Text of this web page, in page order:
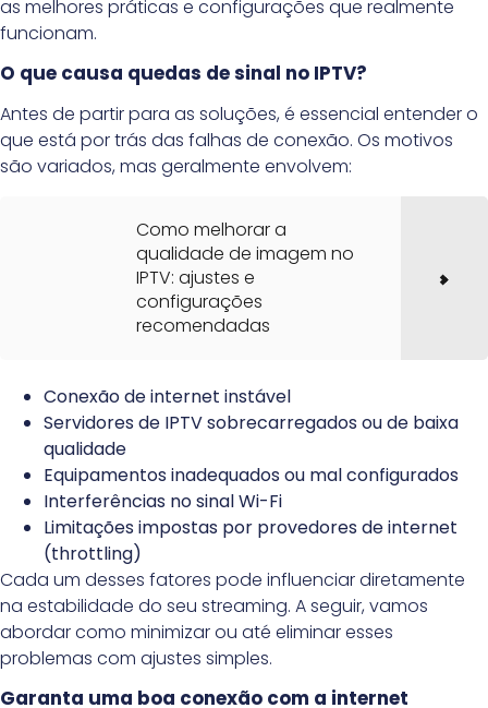
as melhores práticas e configurações que realmente
funcionam.
O que causa quedas de sinal no IPTV?
Antes de partir para as soluções, é essencial entender o
que está por trás das falhas de conexão. Os motivos
são variados, mas geralmente envolvem:
Como melhorar a
qualidade de imagem no
IPTV: ajustes e
configurações
recomendadas
Conexão de internet instável
Servidores de IPTV sobrecarregados ou de baixa
qualidade
Equipamentos inadequados ou mal configurados
Interferências no sinal Wi-Fi
Limitações impostas por provedores de internet
(throttling)
Cada um desses fatores pode influenciar diretamente
na estabilidade do seu streaming. A seguir, vamos
abordar como minimizar ou até eliminar esses
problemas com ajustes simples.
Garanta uma boa conexão com a internet